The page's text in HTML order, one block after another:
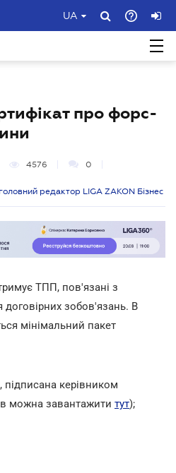
UA
про форс-
4576 0
редактор LIGA ZAKON Бізнес
ТПП, пов'язані з
зобов'язань. В
мінімальний пакет
керівником
можна завантажити тут);